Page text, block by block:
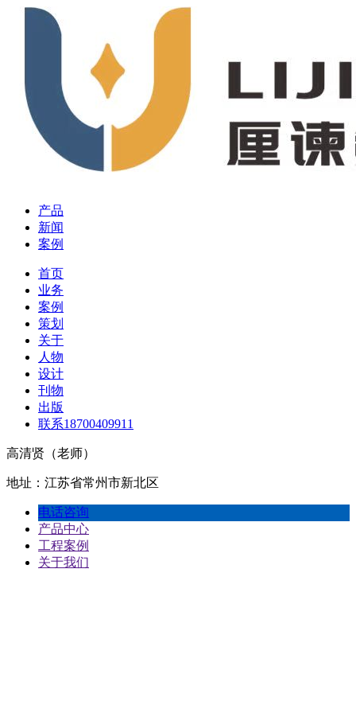
产品
新闻
案例
首页
业务
案例
策划
关于
人物
设计
刊物
出版
联系18700409911
高清贤（老师）
地址：江苏省常州市新北区
电话咨询
产品中心
工程案例
关于我们